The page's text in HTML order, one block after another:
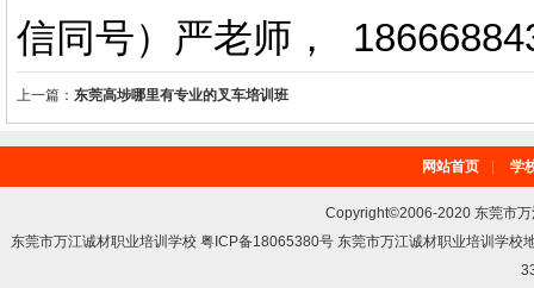
信同号）严老师 ，
上一篇： 东莞高埗哪里有专业的叉车培训班
网站首页 学
Copyright©2006-2020 东莞市
东莞市万江诚材职业培训学校 粤ICP备18065380号 东莞市万江诚材职业培训学